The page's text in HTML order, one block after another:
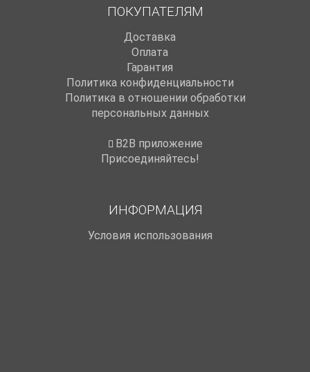
ПОКУПАТЕЛЯМ
Доставка
Оплата
Гарантия
Политика конфиденциальности
Политика в отношении обработки
персональных данных
B2B приложение
Присоединяйтесь!
ИНФОРМАЦИЯ
Условия использования